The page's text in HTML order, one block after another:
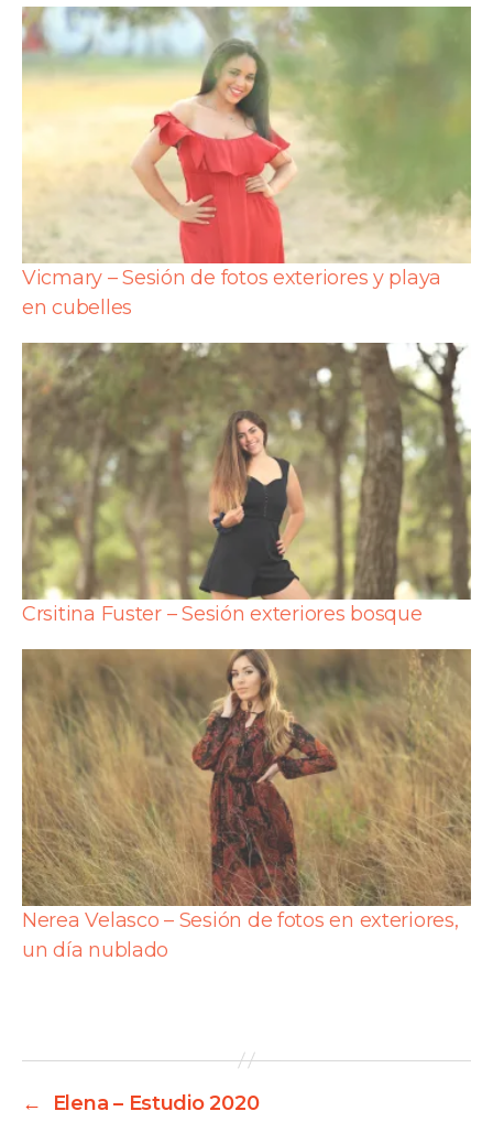
Vicmary – Sesión de fotos exteriores y playa
en cubelles
Crsitina Fuster – Sesión exteriores bosque
Nerea Velasco – Sesión de fotos en exteriores,
un día nublado
← Elena – Estudio 2020